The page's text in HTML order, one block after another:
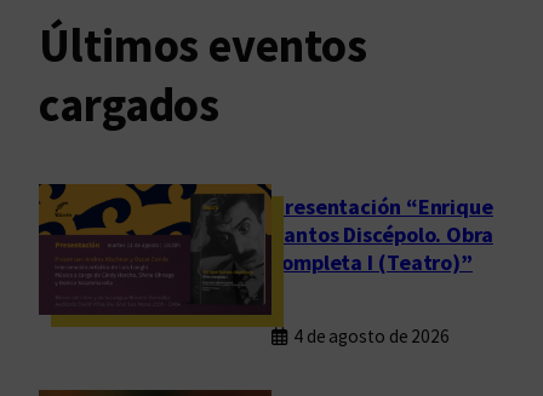
Últimos eventos
cargados
Presentación “Enrique
Santos Discépolo. Obra
completa I (Teatro)”
4 de agosto de 2026